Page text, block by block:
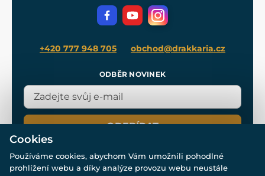
+420 777 948 705 obchod@drakkaria.cz
ODBĚR NOVINEK
ODEBÍRAT
Cookies
Používáme cookies, abychom Vám umožnili pohodlné
prohlížení webu a díky analýze provozu webu neustále